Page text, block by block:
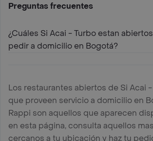
Preguntas frecuentes
¿Cuáles Si Acai - Turbo estan
pedir a domicilio en Bogotá?
Los restaurantes abiertos de Si Acai
que proveen servicio a domicilio en
Rappi son aquellos que aparecen
en esta página, consulta aquellos mas
cercanos a tu ubicación y haz tu